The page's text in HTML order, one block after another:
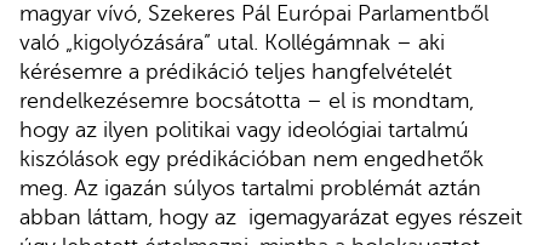
magyar vívó, Szekeres Pál Európai Parlamentből
való „kigolyózására” utal. Kollégámnak – aki
kérésemre a prédikáció teljes hangfelvételét
rendelkezésemre bocsátotta – el is mondtam,
hogy az ilyen politikai vagy ideológiai tartalmú
kiszólások egy prédikációban nem engedhetők
meg. Az igazán súlyos tartalmi problémát aztán
abban láttam, hogy az igemagyarázat egyes részeit